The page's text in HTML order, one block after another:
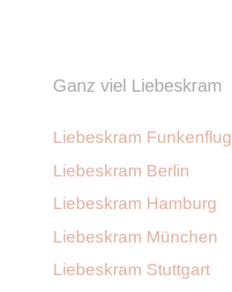
Ganz viel Liebeskram
Liebeskram Funkenflug
Liebeskram Berlin
Liebeskram Hamburg
Liebeskram München
Liebeskram Stuttgart